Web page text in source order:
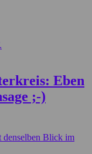
denselben Blick im